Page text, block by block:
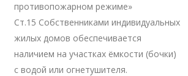
противопожарном режиме»
Ст.15 Собственниками индивидуальных
жилых домов обеспечивается
наличием на участках ёмкости (бочки)
с водой или огнетушителя.